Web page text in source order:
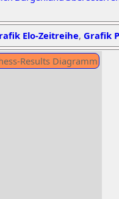
Elo-Zeitreihe, Grafik